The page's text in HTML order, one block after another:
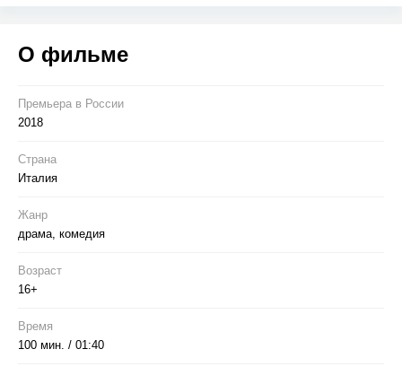
кардинально меняется.
О фильме
Премьера в Росcии
2018
Страна
Италия
Жанр
драма, комедия
Возраст
16+
Время
100 мин. / 01:40